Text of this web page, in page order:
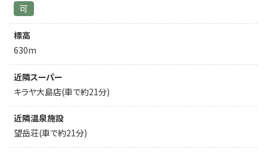
可
標高
630m
近隣スーパー
キラヤ大島店(車で約21分)
近隣温泉施設
望岳荘(車で約21分)